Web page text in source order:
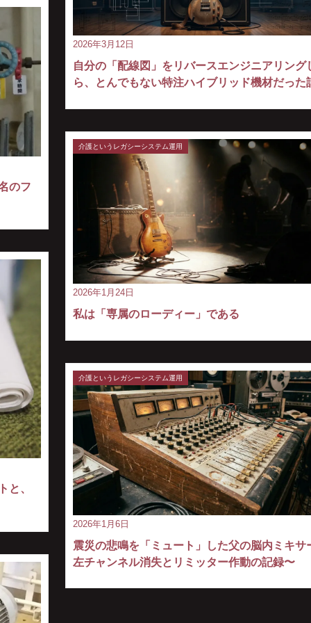
2026年3月12日
自分の「配線図」をリバースエンジニアリング
ら、とんでもない特注ハイブリッド機材だった
のフ
2026年1月24日
介護というレガシーシステム運用
私は「専属のローディー」である
と、
2026年1月6日
介護というレガシーシステム運用
震災の悲鳴を「ミュート」した父の脳内ミキサ
左チャンネル消失とリミッター作動の記録〜